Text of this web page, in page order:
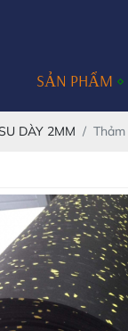
SẢN PHẨM
DÀY 2MM